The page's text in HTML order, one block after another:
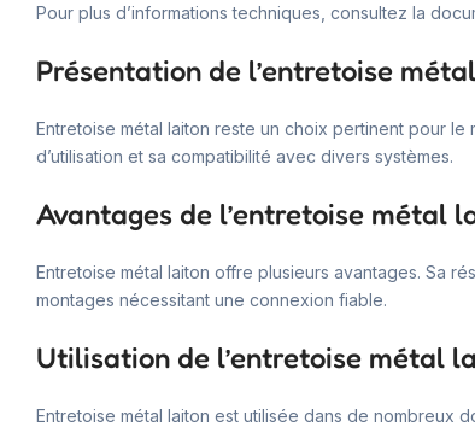
Pour plus d’informations techniques, consultez la
Présentation de l’entretoise
Entretoise métal laiton reste un choix pertinent pour
d’utilisation et sa compatibilité avec divers systèmes.
Avantages de l’entretoise métal
Entretoise métal laiton offre plusieurs avantages. Sa
montages nécessitant une connexion fiable.
Utilisation de l’entretoise métal
Entretoise métal laiton est utilisée dans de nombreux